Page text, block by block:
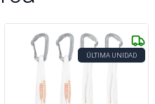
ÚLTIMA UNIDAD